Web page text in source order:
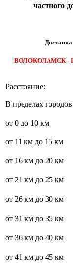
частного
ВОЛОКОЛАМСК -
Расстояние:
В пределах
от 0 до 10 км
от 11 км до 15 км
от 16 км до 20 км
от 21 км до 25 км
от 26 км до 30 км
от 31 км до 35 км
от 36 км до 40 км
от 41 км до 45 км